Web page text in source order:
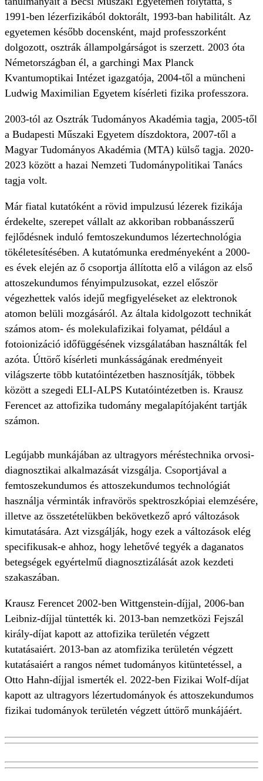
1991-ben lézerfizikából doktorált, 1993-ban habilitált. Az
egyetemen később docensként, majd professzorként
dolgozott, osztrák állampolgárságot is szerzett. 2003 óta
Németországban él, a garchingi Max Planck
Kvantumoptikai Intézet igazgatója, 2004-től a müncheni
Ludwig Maximilian Egyetem kísérleti fizika professzora.
2003-tól az Osztrák Tudományos Akadémia tagja, 2005-től
a Budapesti Műszaki Egyetem díszdoktora, 2007-től a
Magyar Tudományos Akadémia (MTA) külső tagja. 2020-
2023 között a hazai Nemzeti Tudománypolitikai Tanács
tagja volt.
Már fiatal kutatóként a rövid impulzusú lézerek fizikája
érdekelte, szerepet vállalt az akkoriban robbanásszerű
fejlődésnek induló femtoszekundumos lézertechnológia
tökéletesítésében. A kutatómunka eredményeként a 2000-
es évek elején az ő csoportja állította elő a világon az első
attoszekundumos fényimpulzusokat, ezzel először
végezhettek valós idejű megfigyeléseket az elektronok
atomon belüli mozgásáról. Az általa kidolgozott technikát
számos atom- és molekulafizikai folyamat, például a
fotoionizáció időfüggésének vizsgálatában használták fel
azóta. Úttörő kísérleti munkásságának eredményeit
világszerte több kutatóintézetben hasznosítják, többek
között a szegedi ELI-ALPS Kutatóintézetben is. Krausz
Ferencet az attofizika tudomány megalapítójaként tartják
számon.
Legújabb munkájában az ultragyors méréstechnika orvosi-
diagnosztikai alkalmazását vizsgálja. Csoportjával a
femtoszekundumos és attoszekundumos technológiát
használja vérminták infravörös spektroszkópiai elemzésére,
illetve az összetételükben bekövetkező apró változások
kimutatására. Azt vizsgálják, hogy ezek a változások elég
specifikusak-e ahhoz, hogy lehetővé tegyék a daganatos
betegségek egyértelmű diagnosztizálását azok kezdeti
szakaszában.
Krausz Ferencet 2002-ben Wittgenstein-díjjal, 2006-ban
Leibniz-díjjal tüntették ki. 2013-ban nemzetközi Fejszál
király-díjat kapott az attofizika területén végzett
kutatásaiért. 2013-ban az atomfizika területén végzett
kutatásaiért a rangos német tudományos kitüntetéssel, a
Otto Hahn-díjjal ismerték el. 2022-ben Fizikai Wolf-díjat
kapott az ultragyors lézertudományok és attoszekundumos
fizikai tudományok területén végzett úttörő munkájáért.